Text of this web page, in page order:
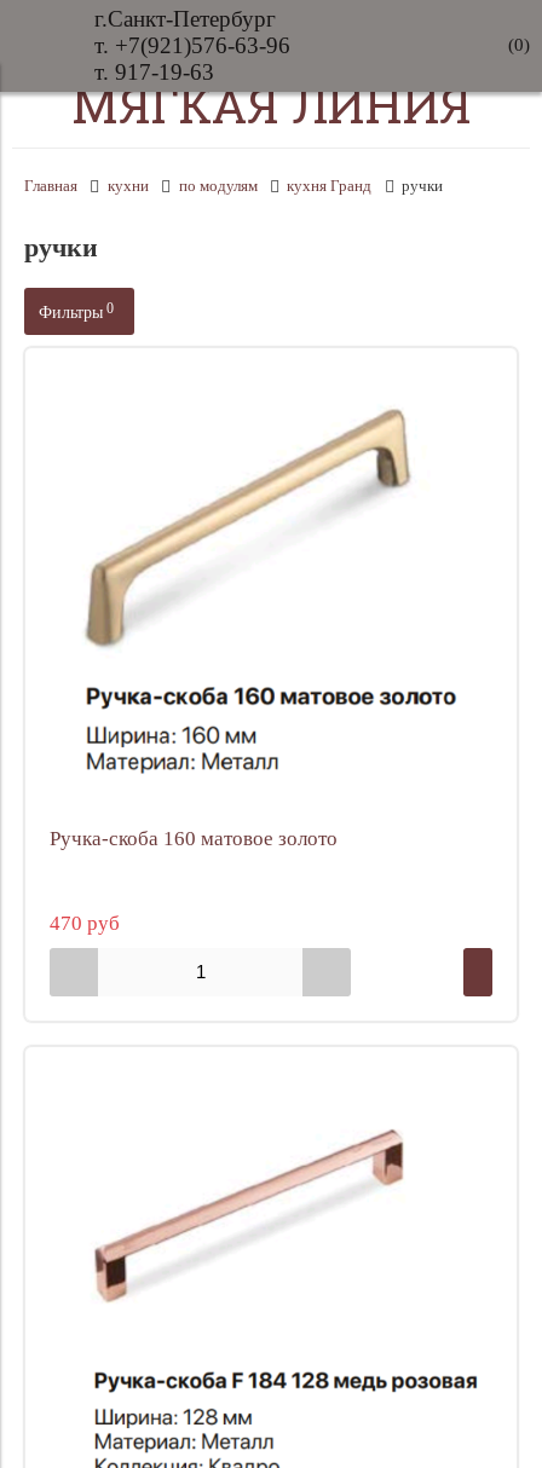
г.Санкт-Петербург
т. +7(921)576-63-96
т. 917-19-63
(0)
МЯГКАЯ ЛИНИЯ
Главная кухни по модулям кухня Гранд ручки
ручки
Фильтры 0
Ручка-скоба 160 матовое золото
470 руб